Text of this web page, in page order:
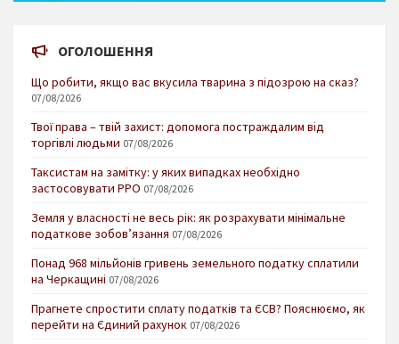
ОГОЛОШЕННЯ
Що робити, якщо вас вкусила тварина з підозрою на сказ?
07/08/2026
Твої права – твій захист: допомога постраждалим від
торгівлі людьми 07/08/2026
Таксистам на замітку: у яких випадках необхідно
застосовувати РРО 07/08/2026
Земля у власності не весь рік: як розрахувати мінімальне
податкове зобов’язання 07/08/2026
Понад 968 мільйонів гривень земельного податку сплатили
на Черкащині 07/08/2026
Прагнете спростити сплату податків та ЄСВ? Пояснюємо, як
перейти на Єдиний рахунок 07/08/2026